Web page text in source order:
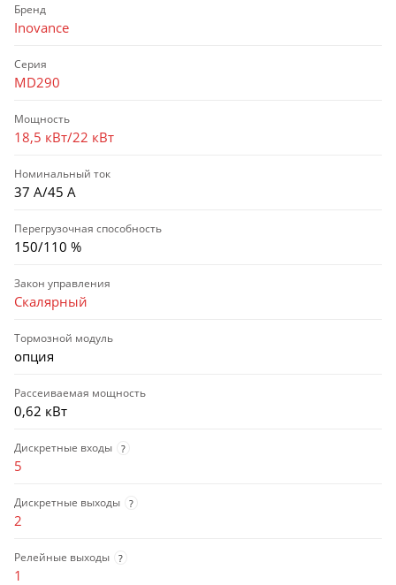
Бренд
Inovance
Серия
MD290
Мощность
18,5 кВт/22 кВт
Номинальный ток
37 А/45 А
Перегрузочная способность
150/110 %
Закон управления
Скалярный
Тормозной модуль
опция
Рассеиваемая мощность
0,62 кВт
Дискретные входы ?
5
Дискретные выходы ?
2
Релейные выходы ?
1